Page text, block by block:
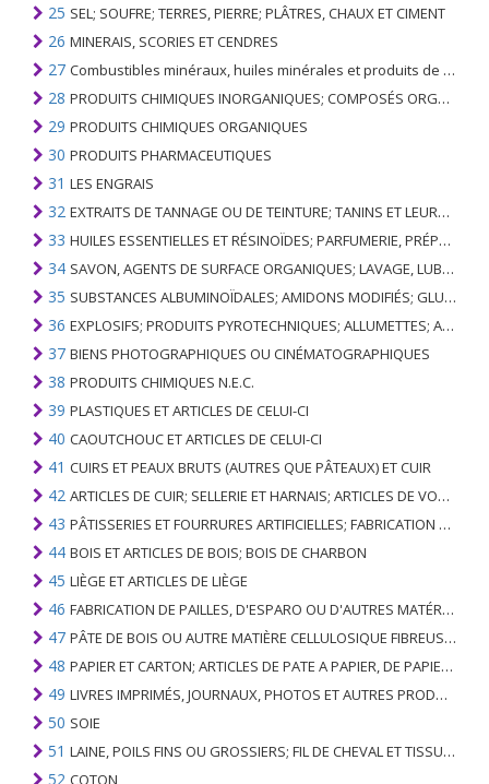
25 SEL; SOUFRE; TERRES, PIERRE; PLÂTRES, CHAUX ET CIMENT
26 MINERAIS, SCORIES ET CENDRES
27 Combustibles minéraux, huiles minérales et produits de leur distillation; SUBSTANCES BITUMINEUSES; CIRES MINÉRALES
28 PRODUITS CHIMIQUES INORGANIQUES; COMPOSÉS ORGANIQUES ET INORGANIQUES DE MÉTAUX PRÉCIEUX; DE MÉTAUX DES TERRES RARES, D'ÉLÉMENTS RADIOACTIFS ET D'ISOTOPES
29 PRODUITS CHIMIQUES ORGANIQUES
30 PRODUITS PHARMACEUTIQUES
31 LES ENGRAIS
32 EXTRAITS DE TANNAGE OU DE TEINTURE; TANINS ET LEURS DERIVES; COLORANTS, PIGMENTS ET AUTRES MATIERES COLORANTES; PEINTURES, VERNIS; MASTIC, AUTRES MASTIQUES; ENCRES
33 HUILES ESSENTIELLES ET RÉSINOÏDES; PARFUMERIE, PRÉPARATIONS COSMÉTIQUES OU DE TOILETTE
34 SAVON, AGENTS DE SURFACE ORGANIQUES; LAVAGE, LUBRIFICATION, POLISSAGE OU PRÉPARATION À L'ÉPURATION; CIRES ARTIFICIELLES OU PRÉPARÉES, BOUGIES ET ARTICLES SIMILAIRES, PÂTES À MODÉLISER, CIRES DENTAIRES ET PRÉPARATIONS DENTAIRES À BASE DE PLÂTRE
35 SUBSTANCES ALBUMINOÏDALES; AMIDONS MODIFIÉS; GLUES; ENZYMES
36 EXPLOSIFS; PRODUITS PYROTECHNIQUES; ALLUMETTES; ALLIAGES PYROPHORIQUES; CERTAINES PRÉPARATIONS COMBUSTIBLES
37 BIENS PHOTOGRAPHIQUES OU CINÉMATOGRAPHIQUES
38 PRODUITS CHIMIQUES N.E.C.
39 PLASTIQUES ET ARTICLES DE CELUI-CI
40 CAOUTCHOUC ET ARTICLES DE CELUI-CI
41 CUIRS ET PEAUX BRUTS (AUTRES QUE PÂTEAUX) ET CUIR
42 ARTICLES DE CUIR; SELLERIE ET ​​HARNAIS; ARTICLES DE VOYAGE, SACS À MAIN ET RÉCIPIENTS ANALOGUES; ARTICLES DE GUT ANIMAL (AUTRE QUE GUT DE SOIE-VERT)
43 PÂTISSERIES ET FOURRURES ARTIFICIELLES; FABRICATION DE CELLES-CI
44 BOIS ET ARTICLES DE BOIS; BOIS DE CHARBON
45 LIÈGE ET ARTICLES DE LIÈGE
46 FABRICATION DE PAILLES, D'ESPARO OU D'AUTRES MATÉRIAUX DE COULÉE; BASKETWARE ET WICKERWORK
47 PÂTE DE BOIS OU AUTRE MATIÈRE CELLULOSIQUE FIBREUSE; PAPIER OU CARTON RÉCUPÉRÉ (DÉCHETS ET DÉCHETS)
48 PAPIER ET CARTON; ARTICLES DE PATE A PAPIER, DE PAPIER OU DE CARTON
49 LIVRES IMPRIMÉS, JOURNAUX, PHOTOS ET AUTRES PRODUITS DE L'INDUSTRIE DE L'IMPRIMERIE; MANUSCRITS, TYPESCRIPTS ET PLANS
50 SOIE
51 LAINE, POILS FINS OU GROSSIERS; FIL DE CHEVAL ET TISSU TISSÉ
52 COTON